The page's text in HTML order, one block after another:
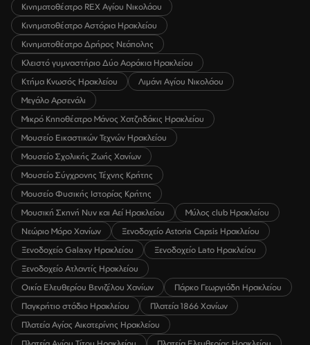
Κινηματοθέατρο REX Αγίου Νικολάου
Κινηματοθέατρο Αστόρια Ηρακλείου
Κινηματοθέατρο Δρήρος Νεάπολης
Κλειστό γυμναστήριο Δύο Αοράκια Ηρακλείου
Κτήμα Κνωσός Ηρακλείου
Λιμάνι Αγίου Νικολάου
Μεγάλο Αρσενάλι
Μικρό Κηποθέατρο Μάνος Χατζηδάκις Ηρακλείου
Μουσείο Εικαστικών Τεχνών Ηρακλείου
Μουσείο Σχολικής Ζωής Χανίων
Μουσείο Σύγχρονης Τέχνης Κρήτης
Μουσείο Φυσικής Ιστορίας Κρήτης
Μουσική Σκηνή Νυν και Αεί Ηρακλείου
Μύλος club Ηρακλείου
Νεώριο Μόρο Χανίων
Ξενοδοχείο Astoria Capsis Ηρακλείου
Ξενοδοχείο Galaxy Ηρακλείου
Ξενοδοχείο Lato Ηρακλείου
Ξενοδοχείο Ατλαντίς Ηρακλείου
Οικία Ελευθερίου Βενιζέλου Χανίων
Πάρκο Γεωργιάδη Ηρακλείου
Παγκρήτιο στάδιο Ηρακλείου
Πλατεία 1866 Χανίων
Πλατεία Αγίας Αικατερίνης Ηρακλείου